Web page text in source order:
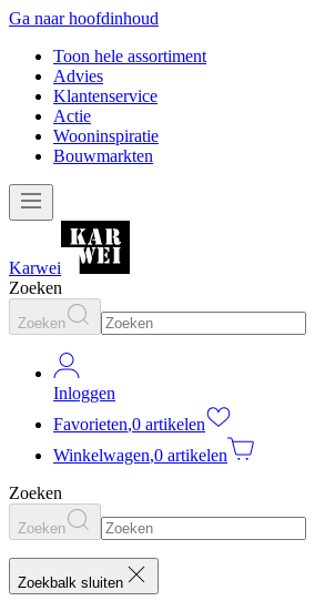
Ga naar hoofdinhoud
Toon hele assortiment
Advies
Klantenservice
Actie
Wooninspiratie
Bouwmarkten
Karwei
Zoeken
Zoeken
Inloggen
Favorieten,0 artikelen
Winkelwagen,0 artikelen
Zoeken
Zoeken
Zoekbalk sluiten